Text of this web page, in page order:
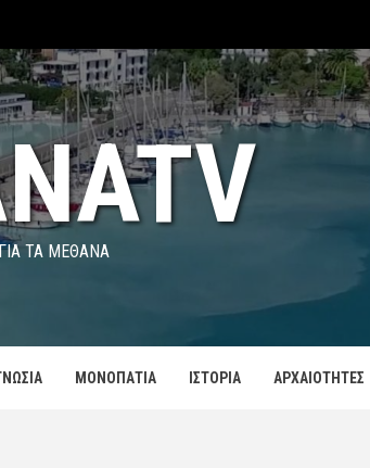
ΤΑ ΜΕΘΑΝΑ
ΜΟΝΟΠΑΤΙΑ ΙΣΤΟΡΙΑ ΑΡΧΑΙΟΤΗΤΕΣ